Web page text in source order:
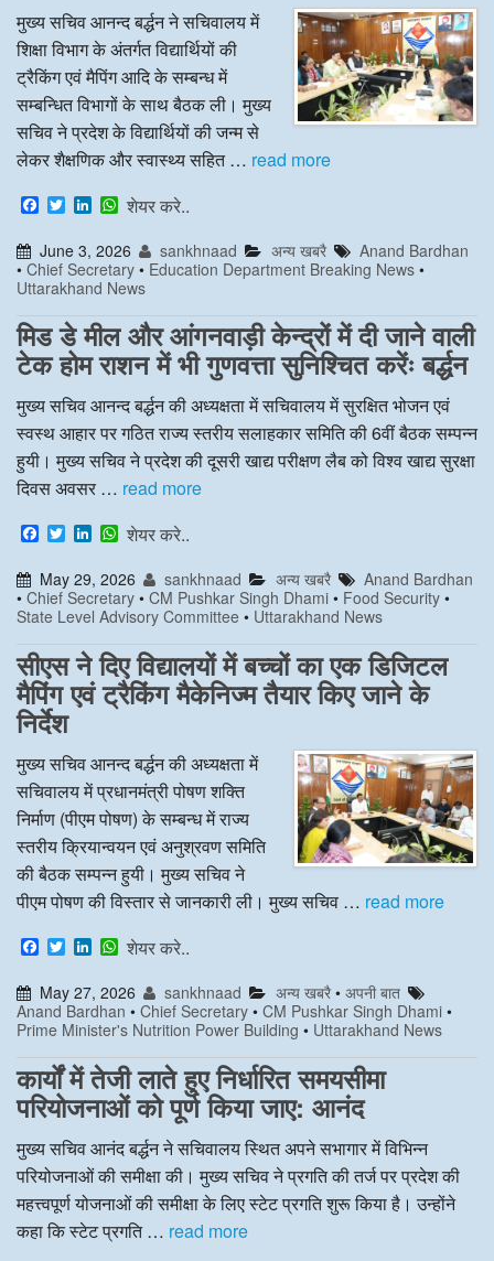
मुख्य सचिव आनन्द बर्द्धन ने सचिवालय में
शिक्षा विभाग के अंतर्गत विद्यार्थियों की
ट्रैकिंग एवं मैपिंग आदि के सम्बन्ध में
सम्बन्धित विभागों के साथ बैठक ली। मुख्य
सचिव ने प्रदेश के विद्यार्थियों की जन्म से
लेकर शैक्षणिक और स्वास्थ्य सहित … read more
F
a
c
e
b
o
o
k
T
w
t
t
e
r
L
k
e
d
I
n
W
t
s
A
p
p
शेयर करे..
June 3, 2026 sankhnaad अन्य खबरै
Anand Bardhan
• Chief Secretary • Education Department Breaking News •
Uttarakhand News
मिड डे मील और आंगनवाड़ी केन्द्रों में दी जाने वाली
टेक होम राशन में भी गुणवत्ता सुनिश्चित करेंः बर्द्धन
मुख्य सचिव आनन्द बर्द्धन की अध्यक्षता में सचिवालय में सुरक्षित भोजन एवं
स्वस्थ आहार पर गठित राज्य स्तरीय सलाहकार समिति की 6वीं बैठक सम्पन्न
हुयी। मुख्य सचिव ने प्रदेश की दूसरी खाद्य परीक्षण लैब को विश्व खाद्य सुरक्षा
दिवस अवसर … read more
F
a
c
e
b
o
o
k
T
w
t
t
e
r
L
k
e
d
I
n
W
a
t
s
A
p
p
शेयर करे..
May 29, 2026 sankhnaad अन्य खबरै
Anand Bardhan
• Chief Secretary • CM Pushkar Singh Dhami • Food Security •
State Level Advisory Committee • Uttarakhand News
सीएस ने दिए विद्यालयों में बच्चों का एक डिजिटल
मैपिंग एवं ट्रैकिंग मैकेनिज्म तैयार किए जाने के
निर्देश
मुख्य सचिव आनन्द बर्द्धन की अध्यक्षता में
सचिवालय में प्रधानमंत्री पोषण शक्ति
निर्माण (पीएम पोषण) के सम्बन्ध में राज्य
स्तरीय क्रियान्वयन एवं अनुश्रवण समिति
की बैठक सम्पन्न हुयी। मुख्य सचिव ने
पीएम पोषण की विस्तार से जानकारी ली। मुख्य सचिव … read more
F
a
c
e
b
o
o
k
T
w
t
t
e
r
L
k
e
d
I
n
W
a
t
s
A
p
p
शेयर करे..
May 27, 2026 sankhnaad अन्य खबरै• अपनी बात
Anand Bardhan • Chief Secretary • CM Pushkar Singh Dhami •
Prime Minister's Nutrition Power Building • Uttarakhand News
कार्यों में तेजी लाते हुए निर्धारित समयसीमा
परियोजनाओं को पूर्ण किया जाए: आनंद
मुख्य सचिव आनंद बर्द्धन ने सचिवालय स्थित अपने सभागार में विभिन्न
परियोजनाओं की समीक्षा की। मुख्य सचिव ने प्रगति की तर्ज पर प्रदेश की
महत्त्वपूर्ण योजनाओं की समीक्षा के लिए स्टेट प्रगति शुरू किया है। उन्होंने
कहा कि स्टेट प्रगति … read more